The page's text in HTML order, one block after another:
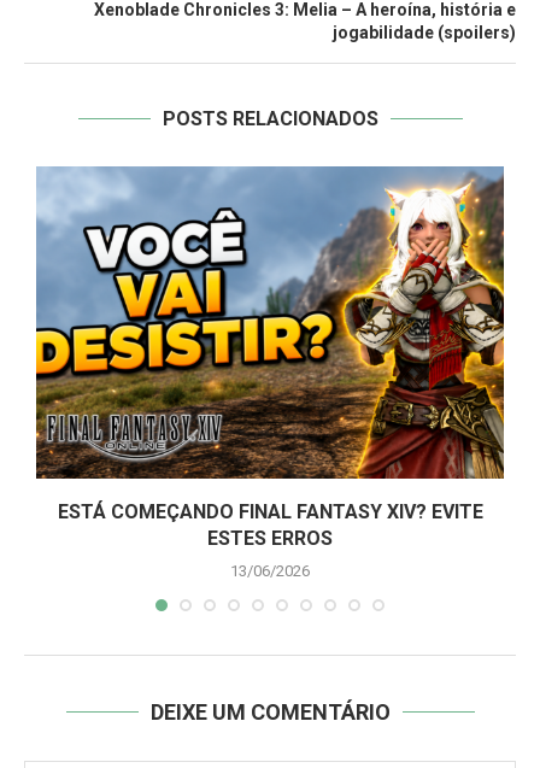
Xenoblade Chronicles 3: Melia – A heroína, história e
jogabilidade (spoilers)
POSTS RELACIONADOS
ESTÁ COMEÇANDO FINAL FANTASY XIV? EVITE
ESTES ERROS
13/06/2026
DEIXE UM COMENTÁRIO